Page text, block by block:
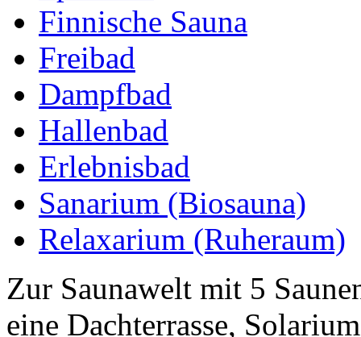
Finnische Sauna
Freibad
Dampfbad
Hallenbad
Erlebnisbad
Sanarium (Biosauna)
Relaxarium (Ruheraum)
Zur Saunawelt mit 5
eine Dachterrasse,